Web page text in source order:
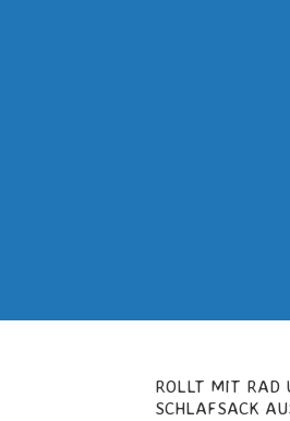
ROLLT MIT RAD UND DEN
SCHLAFSACK